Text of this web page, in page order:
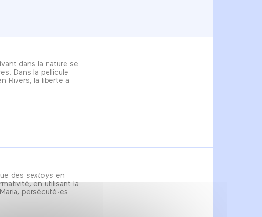
dans la nature se
Dans la pellicule
Rivers, la liberté a
des sextoys en
en utilisant la
persécuté·es